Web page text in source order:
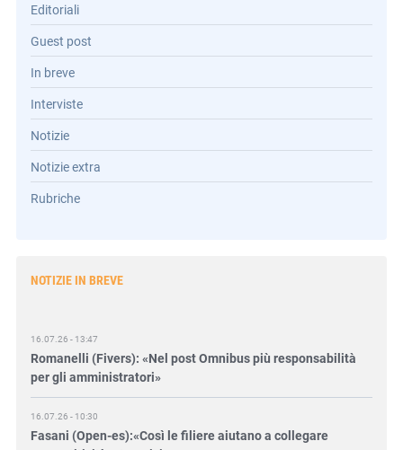
Editoriali
Guest post
In breve
Interviste
Notizie
Notizie extra
Rubriche
NOTIZIE IN BREVE
Romanelli (Fivers): «Nel post Omnibus più responsabilità
per gli amministratori»
16.07.26 - 10:30
Fasani (Open-es):«Così le filiere aiutano a collegare
competitività e transizione»